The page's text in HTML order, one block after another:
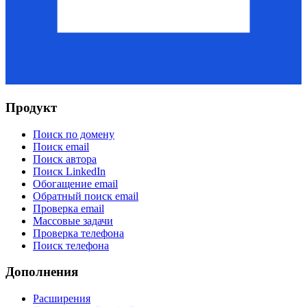
Продукт
Поиск по домену
Поиск email
Поиск автора
Поиск LinkedIn
Обогащение email
Обратный поиск email
Проверка email
Массовые задачи
Проверка телефона
Поиск телефона
Дополнения
Расширения